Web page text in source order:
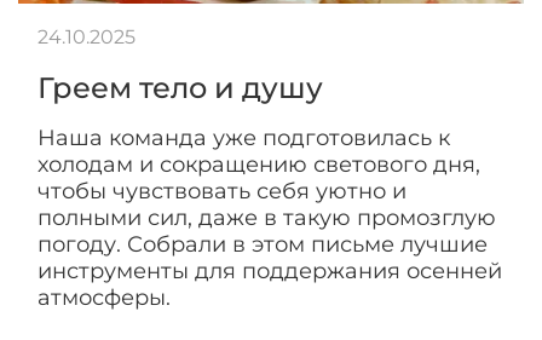
Греем тело и душу
Наша команда уже подготовилась к
холодам и сокращению светового дня,
чтобы чувствовать себя уютно и
полными сил, даже в такую промозглую
погоду. Собрали в этом письме лучшие
инструменты для поддержания осенней
атмосферы.
24.10.2025